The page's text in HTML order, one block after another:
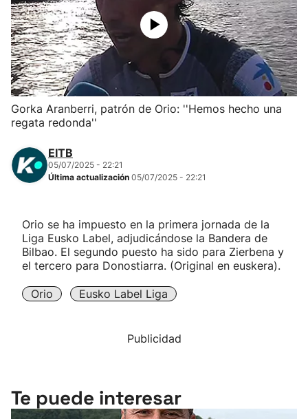
Ciclismo
Herri-kirolak
Balonmano
Kirolak 360
Atletismo
Más deportes
Gorka Aranberri, patrón de Orio: ''Hemos hecho una
regata redonda''
EITB
05/07/2025 - 22:21
Última actualización 05/07/2025 - 22:21
Orio se ha impuesto en la primera jornada de la
Liga Eusko Label, adjudicándose la Bandera de
Bilbao. El segundo puesto ha sido para Zierbena y
el tercero para Donostiarra. (Original en euskera).
Orio Eusko Label Liga
Publicidad
Te puede interesar